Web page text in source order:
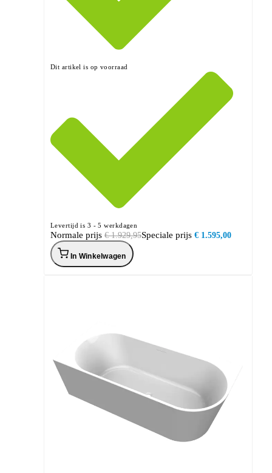
Dit artikel is op voorraad
Levertijd is 3 - 5 werkdagen
Speciale prijs € 1.595,00
Normale prijs € 1.929,95
In Winkelwagen